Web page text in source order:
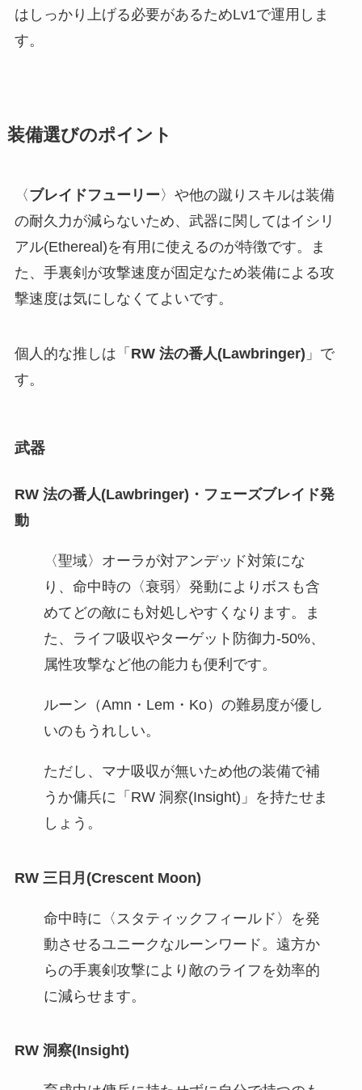
はしっかり上げる必要があるためLv1で運用しま
す。
装備選びのポイント
〈ブレイドフューリー〉や他の蹴りスキルは装備
の耐久力が減らないため、武器に関してはイシリ
アル(Ethereal)を有用に使えるのが特徴です。ま
た、手裏剣が攻撃速度が固定なため装備による攻
撃速度は気にしなくてよいです。
個人的な推しは「 RW 法の番人(Lawbringer) 」で
す。
武器
RW 法の番人(Lawbringer)・フェーズブレイド発
動
〈聖域〉オーラが対アンデッド対策にな
り、命中時の〈衰弱〉発動によりボスも含
めてどの敵にも対処しやすくなります。ま
た、ライフ吸収やターゲット防御力-50%、
属性攻撃など他の能力も便利です。
ルーン（Amn・Lem・Ko）の難易度が優し
いのもうれしい。
ただし、マナ吸収が無いため他の装備で補
うか傭兵に「RW 洞察(Insight)」を持たせま
しょう。
RW 三日月(Crescent Moon)
命中時に〈スタティックフィールド〉を発
動させるユニークなルーンワード。遠方か
らの手裏剣攻撃により敵のライフを効率的
に減らせます。
RW 洞察(Insight)